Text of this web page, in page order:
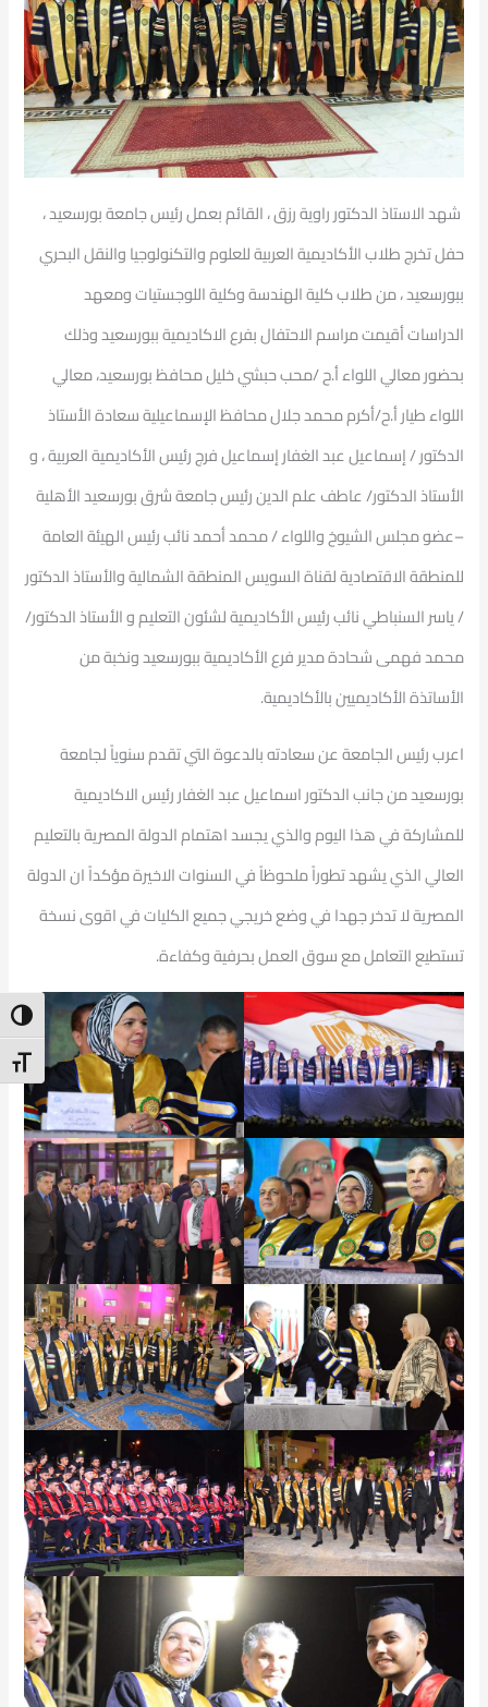
Size
‎ شهد الاستاذ الدكتور راوية رزق ، القائم بعمل رئيس جامعة بورسعيد ،
حفل تخرج طلاب الأكاديمية العربية للعلوم والتكنولوجيا والنقل البحري
ببورسعيد ، من طلاب كلية الهندسة وكلية اللوجستيات ومعهد
الدراسات ‎أقيمت مراسم الاحتفال بفرع الاكاديمية ببورسعيد وذلك
بحضور معالي اللواء أ.ح /محب حبشي خليل محافظ بورسعيد، معالي
اللواء طيار أ.ح/أكرم محمد جلال محافظ الإسماعيلية سعادة الأستاذ
الدكتور / إسماعيل عبد الغفار إسماعيل فرج رئيس الأكاديمية العربية ، و
الأستاذ الدكتور/ عاطف علم الدين رئيس جامعة شرق بورسعيد الأهلية
–عضو مجلس الشيوخ واللواء / محمد أحمد نائب رئيس الهيئة العامة
للمنطقة الاقتصادية لقناة السويس المنطقة الشمالية والأستاذ الدكتور
/ ياسر السنباطي نائب رئيس الأكاديمية لشئون التعليم و الأستاذ الدكتور/
محمد فهمى شحادة مدير فرع الأكاديمية ببورسعيد ونخبة من
الأساتذة الأكاديميين بالأكاديمية.
اعرب رئيس الجامعة عن سعادته بالدعوة التي تقدم سنوياً لجامعة
بورسعيد من جانب الدكتور اسماعيل عبد الغفار رئيس الاكاديمية
للمشاركة في هذا اليوم والذي يجسد اهتمام الدولة المصرية بالتعليم
العالي الذي يشهد تطوراً ملحوظاً في السنوات الاخيرة مؤكداً ان الدولة
المصرية لا تدخر جهدا في وضع خريجي جميع الكليات في اقوى نسخة
تستطيع التعامل مع سوق العمل بحرفية وكفاءة.